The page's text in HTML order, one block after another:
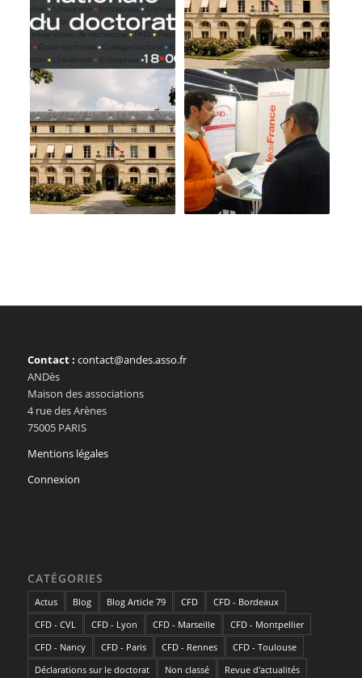
Contact : contact@andes.asso.fr
ANDès
Maison des associations
4 rue des Arènes
75005 PARIS
Mentions légales
Connexion
CATÉGORIES
Actus Blog Blog Article 79 CFD
CFD - Bordeaux
CFD - CVL
CFD - Lyon CFD - Marseille
CFD - Montpellier
CFD - Nancy
CFD - Paris CFD - Rennes
CFD - Toulouse
Déclarations sur le doctorat
Non classé Revue d'actualités